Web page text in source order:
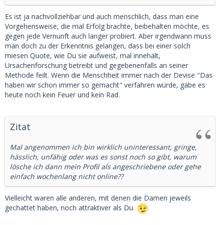
Es ist ja nachvollziehbar und auch menschlich, dass man eine
Vorgehensweise, die mal Erfolg brachte, beibehalten möchte, es
gegen jede Vernunft auch länger probiert. Aber irgendwann muss
man doch zu der Erkenntnis gelangen, dass bei einer solch
miesen Quote, wie Du sie aufweist, mal innehält,
Ursachenforschung betreibt und gegebenenfalls an seiner
Methode feilt. Wenn die Menschheit immer nach der Devise "Das
haben wir schon immer so gemacht" verfahren würde, gäbe es
heute noch kein Feuer und kein Rad.
Zitat
Mal angenommen ich bin wirklich uninteressant, gringe,
hässlich, unfähig oder was es sonst noch so gibt, warum
lösche ich dann mein Profil als angeschriebene oder gehe
einfach wochenlang nicht online??
Vielleicht waren alle anderen, mit denen die Damen jeweils
gechattet haben, noch attraktiver als Du.